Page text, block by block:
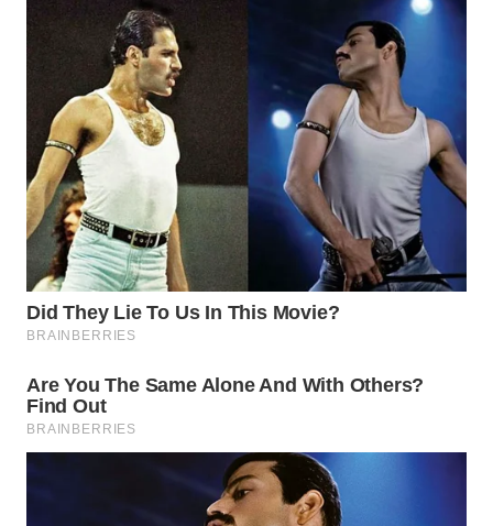
WN
MANDALIKA
WN
LIKUPANG
WN
LABUANBAJO
WN
BORNEO
Wahana
Group
WAHANA
NEWS